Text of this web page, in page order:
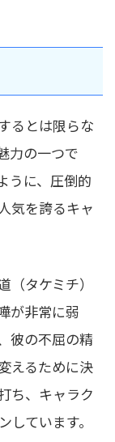
るとは限らな
力の一つで
うに、圧倒的
気を誇るキャ
タケミチ）
が非常に弱
彼の不屈の精
えるために決
ち、キャラク
ています。